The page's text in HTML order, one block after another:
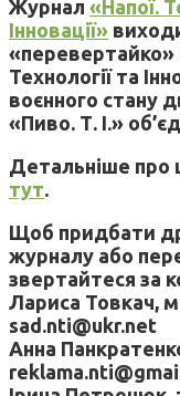
Журнал «Напої.
Інновації»
Технології та
воєнного стану
«Пиво. Т. І.»
Детальніше про
тут.
Щоб придбати
журналу або
звертайтеся за
Лариса Товкач,
sad.nti@ukr.net
Анна